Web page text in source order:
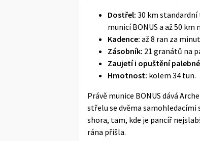
Dostřel: 30 km
municí BONUS a až 50
Kadence: až 8 ran za
Zásobník: 21 granátů na
Zaujetí i opuštění
Hmotnost: kolem 34 tun.
Právě munice BONUS dává
střelu se dvěma
shora, tam, kde je pancíř
rána přišla.